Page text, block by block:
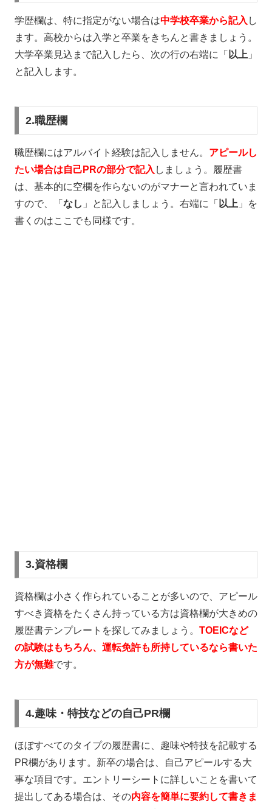
学歴欄は、特に指定がない場合は中学校卒業から記入 し
ます。高校からは入学と卒業をきちんと書きましょう。
大学卒業見込まで記入したら、次の行の右端に「 以上 」
と記入します。
2.職歴欄
職歴欄にはアルバイト経験は記入しません。 アピールし
たい場合は自己PRの部分で記入 しましょう。履歴書
は、基本的に空欄を作らないのがマナーと言われていま
すので、「 なし 」と記入しましょう。右端に「 以上 」を
書くのはここでも同様です。
3.資格欄
資格欄は小さく作られていることが多いので、アピール
すべき資格をたくさん持っている方は資格欄が大きめの
履歴書テンプレートを探してみましょう。 TOEICなど
の試験はもちろん、運転免許も所持しているなら書いた
方が無難です。
4.趣味・特技などの自己PR欄
ほぼすべてのタイプの履歴書に、趣味や特技を記載する
PR欄があります。新卒の場合は、自己アピールする大
事な項目です。エントリーシートに詳しいことを書いて
提出してある場合は、その内容を簡単に要約して書きま